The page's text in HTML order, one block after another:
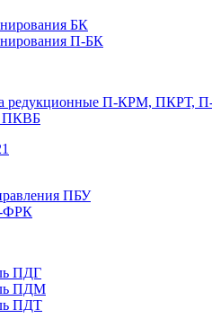
БК
П-БК
редукционные П-КРМ, ПКРТ,
ПКВБ
ПБУ
ФРК
ПДГ
ПДМ
ПДТ